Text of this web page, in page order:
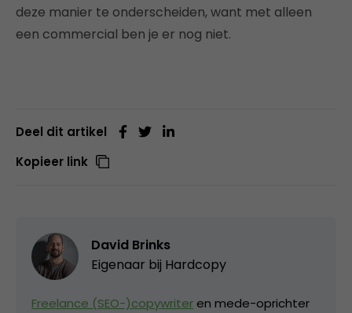
deze manier te onderscheiden, want met alleen
een commercial ben je er nog niet.
Deel dit artikel
Kopieer link
David Brinks
Eigenaar bij Hardcopy
Freelance (SEO-)copywriter en mede-oprichter